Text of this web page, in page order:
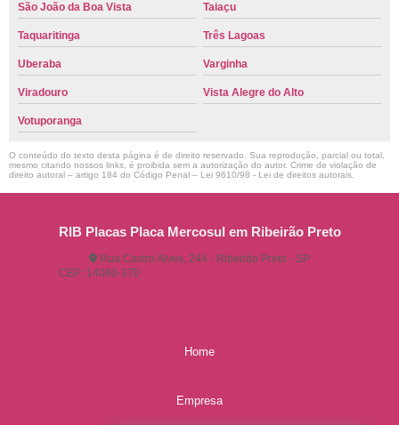
São João da Boa Vista Taiaçu
Taquaritinga Três Lagoas
Uberaba Varginha
Viradouro Vista Alegre do Alto
Votuporanga
O conteúdo do texto desta página é de direito reservado. Sua reprodução, parcial ou total,
mesmo citando nossos links, é proibida sem a autorização do autor. Crime de violação de
direito autoral – artigo 184 do Código Penal – Lei 9610/98 - Lei de direitos autorais
RIB Placas Placa Mercosul em Ribeirão Preto
Rua Castro Alves, 244 - Ribeirão Preto - SP
CEP: 14080-370
Home
Empresa